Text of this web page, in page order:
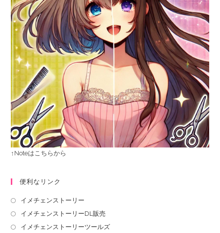
↑Noteはこちらから
便利なリンク
イメチェンストーリー
イメチェンストーリーDL販売
イメチェンストーリーツールズ